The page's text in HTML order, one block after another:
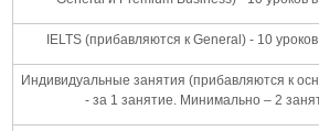
IELTS (прибавляются к General) - 10
Индивидуальные занятия (прибавляются к
- за 1 занятие. Минимально – 2